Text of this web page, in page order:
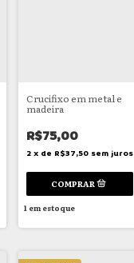
Crucifixo em metal e
madeira
R$75,00
2 x de R$37,50 sem juros
1em estoque